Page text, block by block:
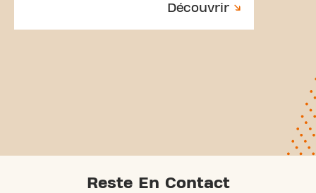
Découvrir
Reste En Contact